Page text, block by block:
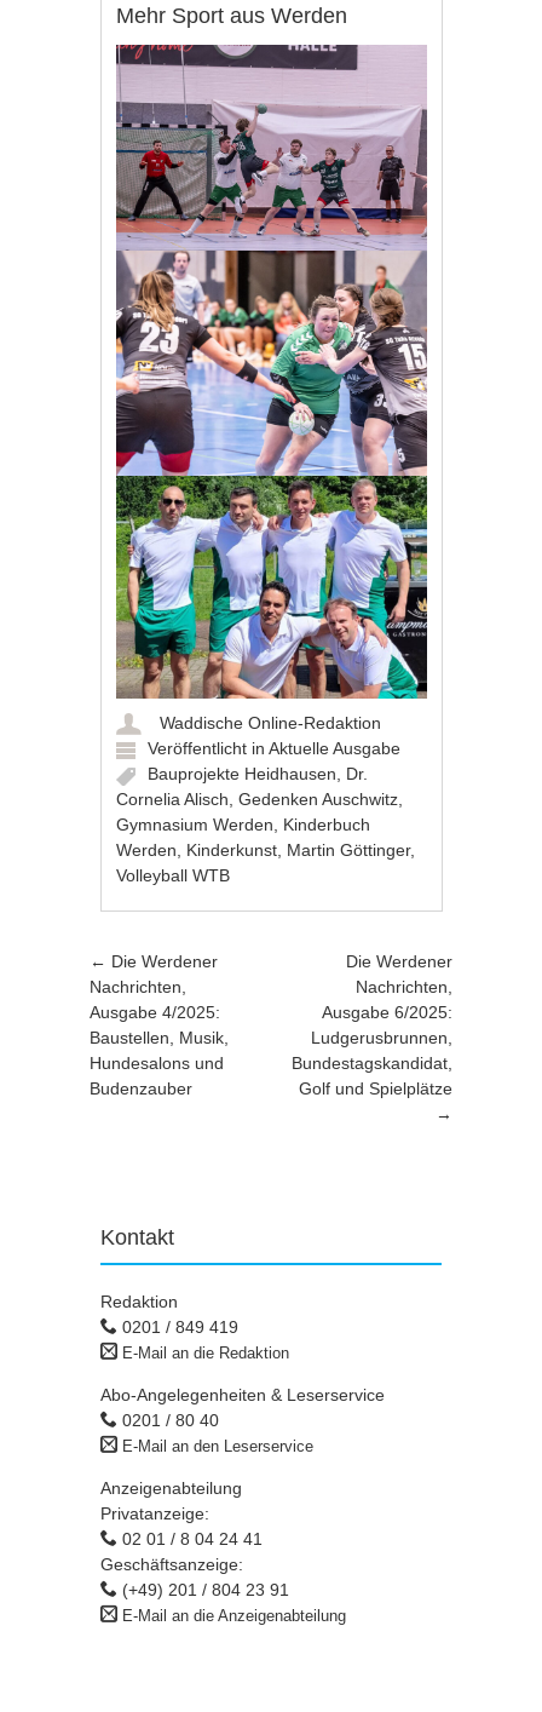
Mehr Sport aus Werden
Waddische Online-Redaktion
Veröffentlicht inAktuelle Ausgabe
Bauprojekte Heidhausen, Dr.
Cornelia Alisch,Gedenken Auschwitz,
Gymnasium Werden, Kinderbuch
Werden, Kinderkunst, Martin Göttinger,
Volleyball WTB
Artikel-Navigation
← Die Werdener
Nachrichten,
Ausgabe 4/2025:
Baustellen, Musik,
Hundesalons und
Budenzauber
Die Werdener
Nachrichten,
Ausgabe 6/2025:
Ludgerusbrunnen,
Bundestagskandidat,
Golf und Spielplätze
→
Kontakt
Redaktion
0201 / 849 419
E-Mail an die Redaktion
Abo-Angelegenheiten & Leserservice
0201 / 80 40
E-Mail an den Leserservice
Anzeigenabteilung
Privatanzeige:
02 01 / 8 04 24 41
Geschäftsanzeige:
(+49) 201 / 804 23 91
E-Mail an die Anzeigenabteilung